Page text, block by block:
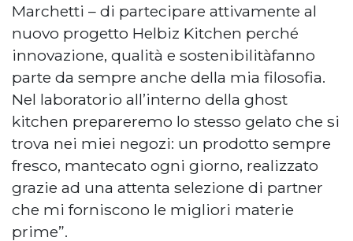
Marchetti – di partecipare attivamente al
nuovo progetto Helbiz Kitchen perché
innovazione, qualità e sostenibilitàfanno
parte da sempre anche della mia filosofia.
Nel laboratorio all’interno della ghost
kitchen prepareremo lo stesso gelato che si
trova nei miei negozi: un prodotto sempre
fresco, mantecato ogni giorno, realizzato
grazie ad una attenta selezione di partner
che mi forniscono le migliori materie
prime”.